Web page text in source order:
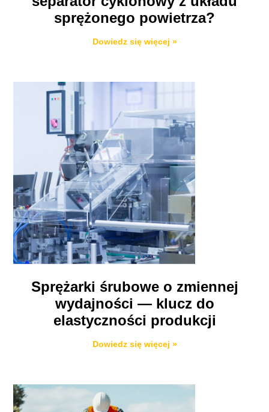
sprężonego powietrza?
Dowiedz się więcej »
Sprężarki śrubowe o zmiennej
wydajności — klucz do
elastyczności produkcji
Dowiedz się więcej »